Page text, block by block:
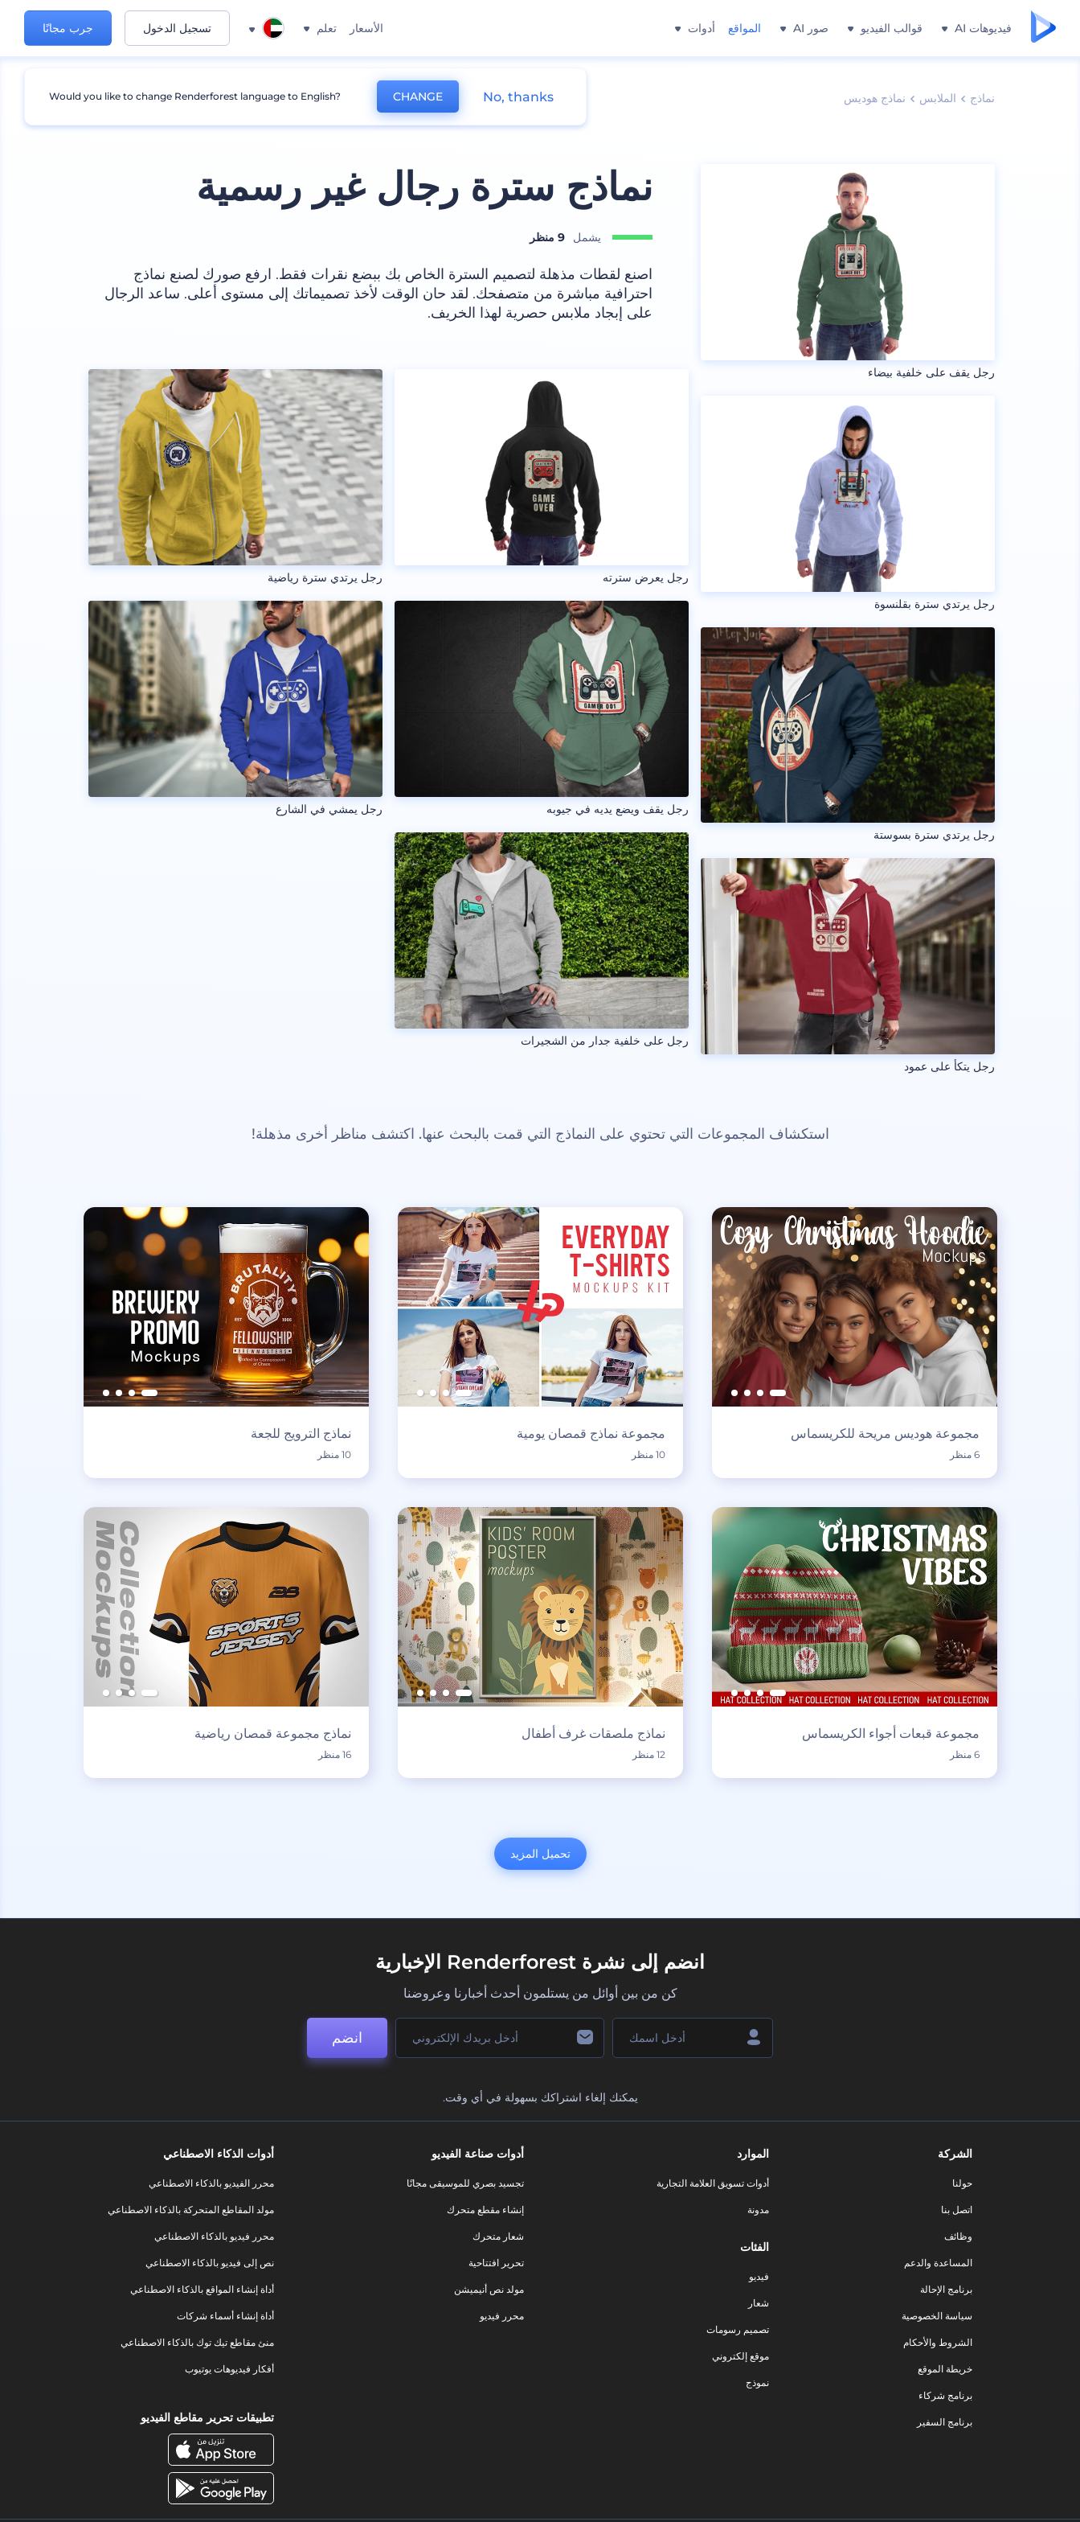
فيديوهات AI قوالب الفيديو صور AI المواقع أدوات الأسعار تعلم تسجيل الدخول جرب مجانًا
نماذج الملابس نماذج هوديس
رجل يقف على خلفية بيضاء
رجل يرتدي سترة بقلنسوة
رجل يرتدي سترة بسوستة
رجل يتكأ على عمود
نماذج سترة رجال غير رسمية
يشمل 9 منظر
اصنع لقطات مذهلة لتصميم السترة الخاص بك ببضع نقرات فقط. ارفع صورك لصنع نماذج
احترافية مباشرة من متصفحك. لقد حان الوقت لأخذ تصميماتك إلى مستوى أعلى. ساعد الرجال
على إبجاد ملابس حصرية لهذا الخريف.
رجل يعرض سترته
رجل يقف ويضع يديه في جيوبه
رجل على خلفية جدار من الشجيرات
رجل يرتدي سترة رياضية
رجل يمشي في الشارع
استكشاف المجموعات التي تحتوي على النماذج التي قمت بالبحث عنها. اكتشف مناظر أخرى مذهلة!
مجموعة هوديس مريحة للكريسماس
6 منظر
مجموعة نماذج قمصان يومية
10 منظر
نماذج الترويج للجعة
10 منظر
مجموعة قبعات أجواء الكريسماس
6 منظر
نماذج ملصقات غرف أطفال
12 منظر
نماذج مجموعة قمصان رياضية
16 منظر
تحميل المزيد
انضم إلى نشرة Renderforest الإخبارية
كن من بين أوائل من يستلمون أحدث أخبارنا وعروضنا
انضم
يمكنك إلغاء اشتراكك بسهولة في أي وقت.
الشركة
حولنا
اتصل بنا
وظائف
المساعدة والدعم
برنامج الإحالة
سياسة الخصوصية
الشروط والأحكام
خريطة الموقع
برنامج شركاء
برنامج السفير
الموارد
أدوات تسويق العلامة التجارية
مدونة
الفئات
فيديو
شعار
تصميم رسومات
موقع إلكتروني
نموذج
أدوات صناعة الفيديو
تجسيد بصري للموسيقى مجانًا
إنشاء مقطع متحرك
شعار متحرك
تحرير افتتاحية
مولد نص أنيميشن
محرر فيديو
أدوات الذكاء الاصطناعي
محرر الفيديو بالذكاء الاصطناعي
مولد المقاطع المتحركة بالذكاء الاصطناعي
محرر فيديو بالذكاء الاصطناعي
نص إلى فيديو بالذكاء الاصطناعي
أداة إنشاء المواقع بالذكاء الاصطناعي
أداة إنشاء أسماء شركات
منئ مقاطع تيك توك بالذكاء الاصطناعي
أفكار فيديوهات يوتيوب
تطبيقات تحرير مقاطع الفيديو
Would you like to change Renderforest language to English? CHANGE No, thanks